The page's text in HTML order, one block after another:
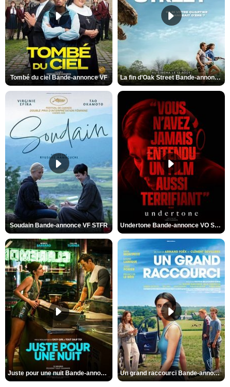
Tombé du ciel Bande-annonce VF La fin d’Oak Street Bande-annonce VO STFR
Soudain Bande-annonce VF STFR Undertone Bande-annonce VO STFR
Juste pour une nuit Bande-annonce VO STFR Un grand raccourci Bande-annonce VF